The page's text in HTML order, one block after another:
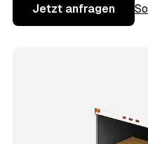
Jetzt anfragen